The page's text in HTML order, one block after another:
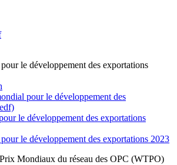
le développement des exportations
pour le développement des
le développement des exportations
le développement des exportations 2023
Mondiaux du réseau des OPC (WTPO)